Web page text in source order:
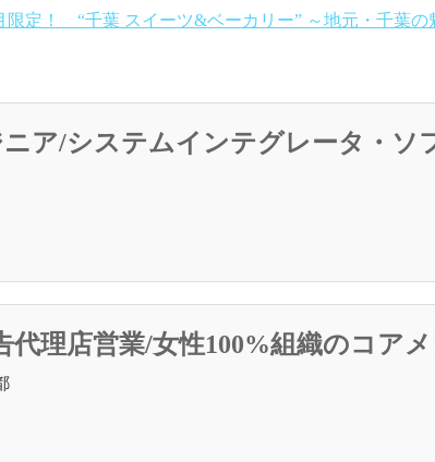
定！ “千葉 スイーツ&ベーカリー” ～地元・千葉の
ア/システムインテグレータ・ソ
理店営業/女性100%組織のコア